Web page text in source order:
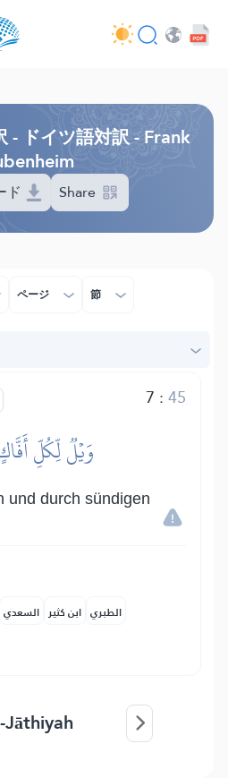
ービス - API
- ドイツ語対訳 - Frank
ド Share
ページ 節
7 :45
وَيۡلٞ لِّكُلِّ
und durch sündigen
السعدي ابن كثير الطبري